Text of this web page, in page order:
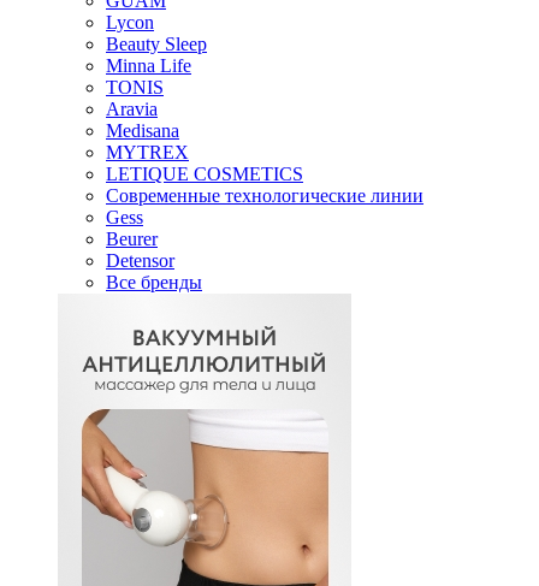
Lycon
Beauty Sleep
Minna Life
TONIS
Aravia
Medisana
MYTREX
LETIQUE COSMETICS
Современные технологические линии
Gess
Beurer
Detensor
Все бренды